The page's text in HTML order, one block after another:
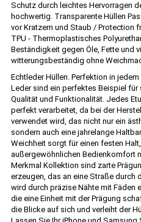
Schutz durch leichtes Hervorragen
hochwertig. Transparente Hüllen
vor Kratzern und Staub / Protection
TPU - Thermoplastisches
Beständigkeit gegen Öle, Fette und
witterungsbeständig ohne
Echtleder Hüllen. Perfektion in
Leder sind ein perfektes Beispiel
Qualität und Funktionalität. Jedes
perfekt verarbeitet, da bei der
verwendet wird, das nicht nur ein
sondern auch eine jahrelange
Weichheit sorgt für einen festen
außergewöhnlichen Bedienkomfort
Merkmal Kollektion sind zarte
erzeugen, das an eine Straße durch
wird durch präzise Nähte mit Fäden
die eine Einheit mit der Prägung
die Blicke auf sich und verleiht der